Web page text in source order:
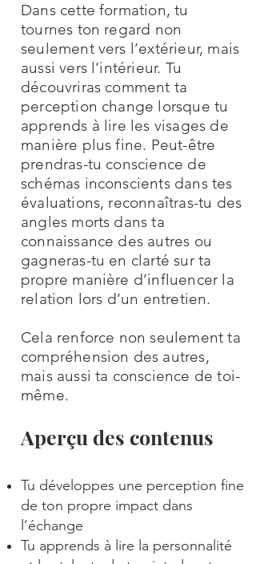
Dans cette formation, tu
tournes ton regard non
seulement vers l’extérieur, mais
aussi vers l’intérieur. Tu
découvriras comment ta
perception change lorsque tu
apprends à lire les visages de
manière plus fine. Peut-être
prendras-tu conscience de
schémas inconscients dans tes
évaluations, reconnaîtras-tu des
angles morts dans ta
connaissance des autres ou
gagneras-tu en clarté sur ta
propre manière d’influencer la
relation lors d’un entretien.
Cela renforce non seulement ta
compréhension des autres,
mais aussi ta conscience de toi-
même.
Aperçu des contenus
Tu développes une perception fine
de ton propre impact dans
l’échange
Tu apprends à lire la personnalité